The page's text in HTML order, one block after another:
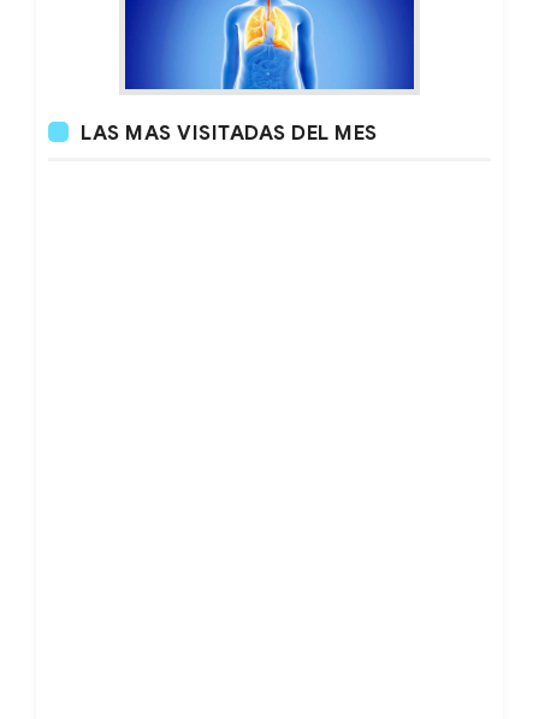
LAS MAS VISITADAS DEL MES